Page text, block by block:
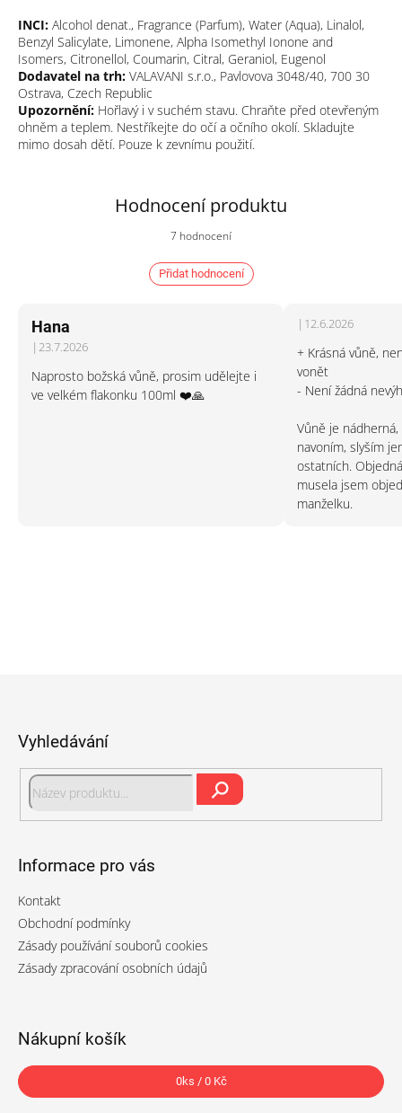
INCI: Alcohol denat., Fragrance (Parfum), Water (Aqua), Linalol,
Benzyl Salicylate, Limonene, Alpha Isomethyl Ionone and
Isomers, Citronellol, Coumarin, Citral, Geraniol, Eugenol
Dodavatel na trh: VALAVANI s.r.o., Pavlovova 3048/40, 700 30
Ostrava, Czech Republic
Upozornění: Hořlavý i v suchém stavu. Chraňte před otevřeným
ohněm a teplem. Nestříkejte do očí a očního okolí. Skladujte
mimo dosah dětí. Pouze k zevnímu použití.
Průměrné
produktu
je
7 hodnocení
Přidat hodnocení
Hana
Hodnocení produktu je 5 z 5 hvězdiček.
| 23.7.2026
Naprosto božská vůně, prosim udělejte i
ve velkém flakonku 100ml ❤️🙏
Hodnocení
| 12.6.2026
+ Krásná vůně,
vonět
- Není žádná
Vůně je
navoním, slyším
ostatních.
musela jsem
manželku.
Vyhledávání
Informace pro vás
Kontakt
Obchodní podmínky
Zásady používání souborů cookies
Zásady zpracování osobních údajů
Nákupní košík
0ks / 0 Kč